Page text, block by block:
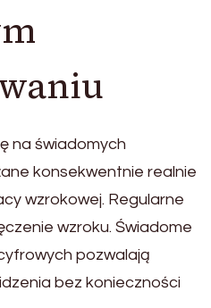
na świadomych
konsekwentnie realnie
wzrokowej. Regularne
wzroku. Świadome
pozwalają
bez konieczności